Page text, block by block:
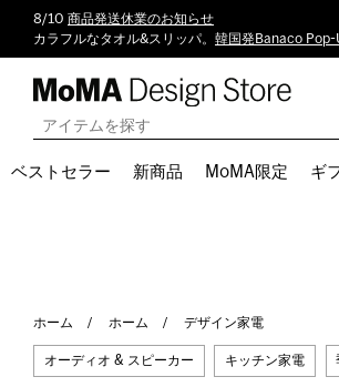
8/10 商品発送休業のお知らせ
カラフルなタオル&スリッパ。 韓国発Banaco Pop-
ベストセラー 新商品 MoMA限定 ギ
ホーム ホーム デザイン家電
オーディオ & スピーカー キッチン家電